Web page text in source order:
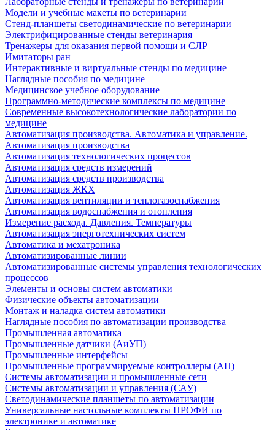
Модели и учебные макеты по ветеринарии
Стенд-планшеты светодинамические по ветеринарии
Электрифицированные стенды ветеринария
Тренажеры для оказания первой помощи и СЛР
Имитаторы ран
Интерактивные и виртуальные стенды по медицине
Наглядные пособия по медицине
Медицинское учебное оборудование
Программно-методические комплексы по медицине
Современные высокотехнологические лаборатории по
медицине
Автоматизация производства. Автоматика и управление.
Автоматизация производства
Автоматизация технологических процессов
Автоматизация средств измерений
Автоматизация средств производства
Автоматизация ЖКХ
Автоматизация вентиляции и теплогазоснабжения
Автоматизация водоснабжения и отопления
Измерение расхода. Давления. Температуры
Автоматизация энерготехнических систем
Автоматика и мехатроника
Автоматизированные линии
Автоматизированные системы управления технологических
процессов
Элементы и основы систем автоматики
Физические объекты автоматизации
Монтаж и наладка систем автоматики
Наглядные пособия по автоматизации производства
Промышленная автоматика
Промышленные датчики (АиУП)
Промышленные интерфейсы
Промышленные программируемые контроллеры (АП)
Системы автоматизации и промышленные сети
Системы автоматизации и управления (САУ)
Светодинамические планшеты по автоматизации
Универсальные настольные комплекты ПРОФИ по
электронике и автоматике